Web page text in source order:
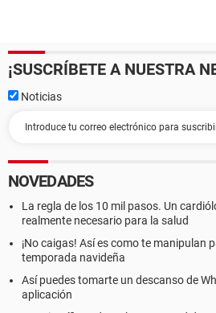
¡SUSCRÍBETE A NUESTRA
Noticias
NOVEDADES
La regla de los 10 mil pasos. Un
realmente necesario para la salud
¡No caigas! Así es como te manipulan
temporada navideña
Así puedes tomarte un descanso de
aplicación